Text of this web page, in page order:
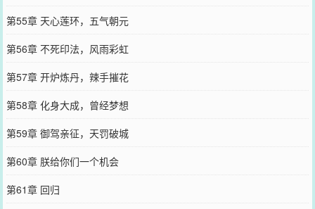
第55章 天心莲环，五气朝元
第56章 不死印法，风雨彩虹
第57章 开炉炼丹，辣手摧花
第58章 化身大成，曾经梦想
第59章 御驾亲征，天罚破城
第60章 朕给你们一个机会
第61章 回归